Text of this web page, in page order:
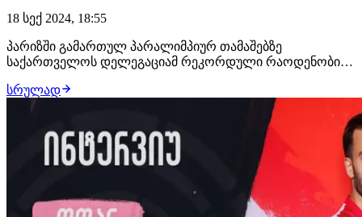
18 სექ 2024, 18:55
პარიზში გამართულ პარალიმპიურ თამაშებზე
საქართველოს დელეგაციამ რეკორდული რაოდენობის,
შედეგია. ქართველი პარაძიუდოისტების ანგარიშზე 4
მედალია, ტატამიზე პირველი ზურაბ ზურაბიანი (-60კგ.
კატეგორია J2) გავიდა, ფინალში იასპარეზა, რამდენიმ…
სრულად